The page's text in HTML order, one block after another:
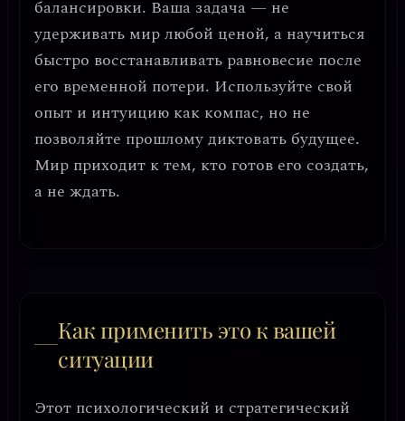
балансировки. Ваша задача — не
удерживать мир любой ценой, а научиться
быстро восстанавливать равновесие после
его временной потери. Используйте свой
опыт и интуицию как компас, но не
позволяйте прошлому диктовать будущее.
Мир приходит к тем, кто готов его создать,
а не ждать.
Как применить это к вашей
ситуации
Этот психологический и стратегический